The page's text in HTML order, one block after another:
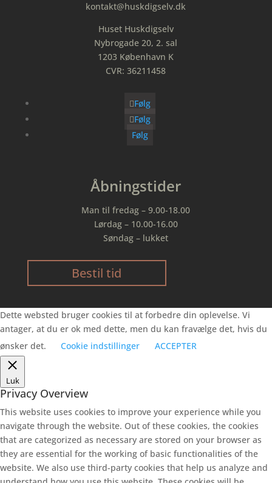
kontakt@huskdigselv.dk
Huset Huskdigselv
Nybrogade 20, 2. sal
1203 København K
CVR: 36211458
Følg
Følg
Følg
Åbningstider
Man til fredag – 9.00-18.00
Lørdag – 10.00-16.00
Søndag – lukket
Bestil tid
Dette websted bruger cookies til at forbedre din oplevelse. Vi
antager, at du er ok med dette, men du kan fravælge det, hvis du
ønsker det.
Cookie indstillinger ACCEPTER
Luk
Privacy Overview
This website uses cookies to improve your experience while you
navigate through the website. Out of these cookies, the cookies
that are categorized as necessary are stored on your browser as
they are essential for the working of basic functionalities of the
website. We also use third-party cookies that help us analyze and